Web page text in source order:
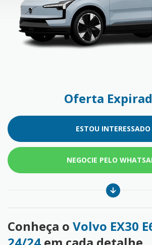
Oferta
ESTOU INTERESSADO
NEGOCIE PELO
Conheça o Volvo EX30